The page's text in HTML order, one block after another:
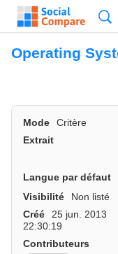
Operating
Mode Critère
Extrait
Langue par défaut
Visibilité
Non listé
Créé
25 jun. 2013
22:30:19
Contributeurs